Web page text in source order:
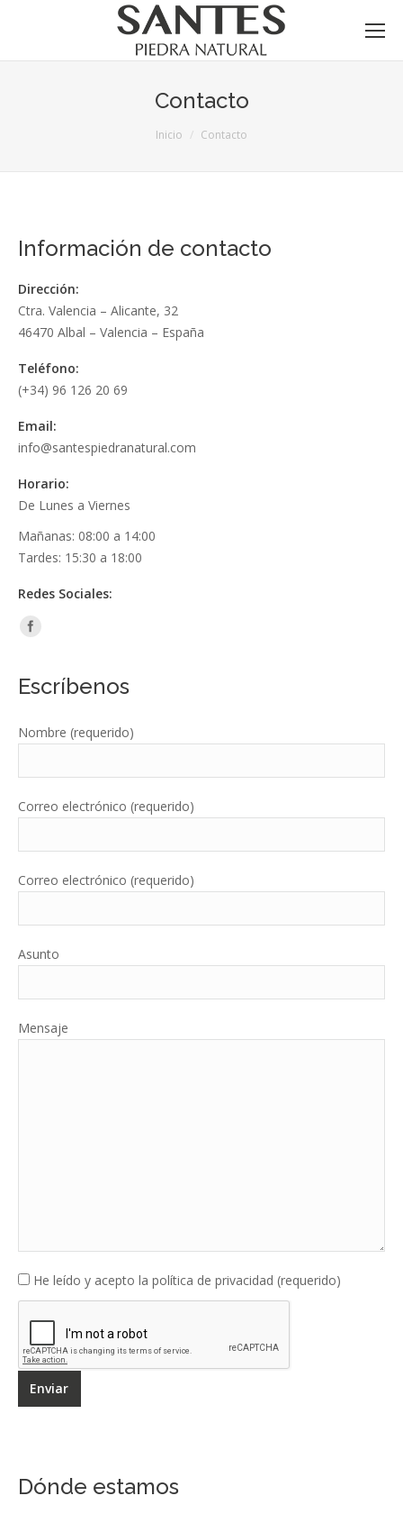
Contacto
Inicio Contacto
Información de contacto
Dirección:
Ctra. Valencia – Alicante, 32
46470 Albal – Valencia – España
Teléfono:
(+34) 96 126 20 69
Email:
info@santespiedranatural.com
Horario:
De Lunes a Viernes
Mañanas: 08:00 a 14:00
Tardes: 15:30 a 18:00
Redes Sociales:
Escríbenos
Nombre (requerido)
Correo electrónico (requerido)
Correo electrónico (requerido)
Asunto
Mensaje
He leído y acepto la política de privacidad (requerido)
Dónde estamos